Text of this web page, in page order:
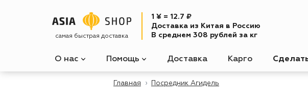
самая быстрая доставка
1 ¥ = 12.7 ₽
Доставка из Китая в Россию
В среднем 308 рублей за кг
О нас Помощь Доставка Карго
Главная Посредник Агидель